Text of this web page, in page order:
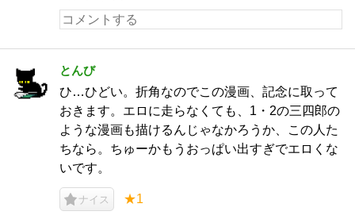
とんび
ひ…ひどい。折角なのでこの漫画、記念に取って
おきます。エロに走らなくても、1・2の三四郎の
ような漫画も描けるんじゃなかろうか、この人た
ちなら。ちゅーかもうおっぱい出すぎでエロくな
いです。
ナイス ★1